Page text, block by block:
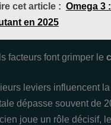
cet article : Omega 3
en 2025
facteurs font grimper le
leviers influencent
dépasse souvent de
joue un rôle décisif,